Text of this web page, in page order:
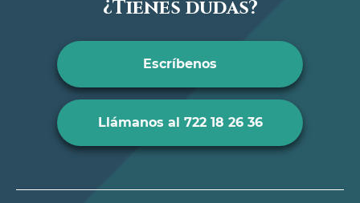
¿Tienes dudas?
Escríbenos
Llámanos al 722 18 26 36